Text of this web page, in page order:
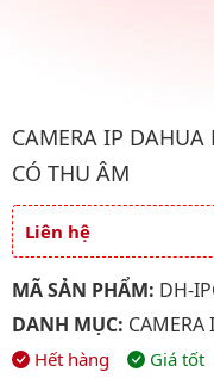
CAMERA IP DAHUA
CÓ THU ÂM
Giá và
Liên hệ
MÃ SẢN PHẨM: DH-
DANH MỤC: CAMERA
Hết hàng Giá tốt